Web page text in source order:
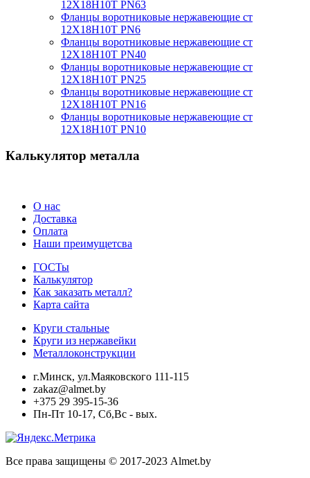
12Х18Н10Т PN63
Фланцы воротниковые нержавеющие ст
12Х18Н10Т PN6
Фланцы воротниковые нержавеющие ст
12Х18Н10Т PN40
Фланцы воротниковые нержавеющие ст
12Х18Н10Т PN25
Фланцы воротниковые нержавеющие ст
12Х18Н10Т PN16
Фланцы воротниковые нержавеющие ст
12Х18Н10Т PN10
Калькулятор металла
О нас
Доставка
Оплата
Наши преимущетсва
ГОСТы
Калькулятор
Как заказать металл?
Карта сайта
Круги стальные
Круги из нержавейки
Металлоконструкции
г.Минск, ул.Маяковского 111-115
zakaz@almet.by
+375 29 395-15-36
Пн-Пт 10-17, Сб,Вс - вых.
Все права защищены © 2017-2023 Almet.by